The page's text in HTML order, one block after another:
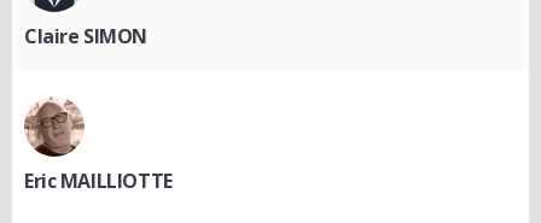
Claire SIMON
Eric MAILLIOTTE